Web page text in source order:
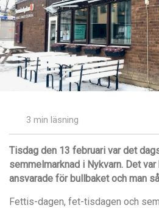
3 min läsning
Tisdag den 13 februari var det
semmelmarknad i Nykvarn. Det
ansvarade för bullbaket och man
Fettis-dagen, fet-tisdagen och